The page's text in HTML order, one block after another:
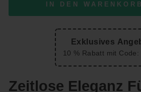
IN DEN
Exklusives
10 % Rabatt mit Code:
Zeitlose Eleganz